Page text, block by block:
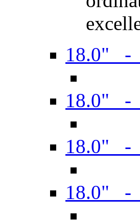
18.0" -
18.0" -
18.0" -
18.0" -